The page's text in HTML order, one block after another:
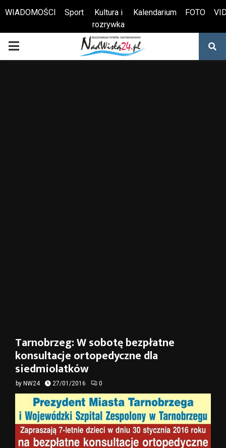
Otwórz pasek narzędzi
WIADOMOŚCI Sport
Kultura i
rozrywka
Kalendarium FOTO
PRIMARY
Tarnobrzeg: W sobotę bezpłatne
konsultacje ortopedyczne dla
siedmiolatków
by NW24 27/01/2016 0